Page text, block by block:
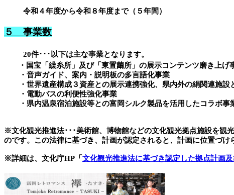
令和４年度から令和８年度まで（５年間）
５ 事業数
20件･･･以下は主な事業となります。
・国宝「繰糸所」及び「東置繭所」の展示コンテンツ磨き上げ
・音声ガイド、案内・説明板の多言語化事業
・世界遺産構成３資産との展示連携強化、県内外の絹関連施設
・電動バスの利便性強化事業
・県内温泉宿泊施設等との富岡シルク製品を活用したコラボ事
※文化観光推進法･･･美術館、博物館などの文化観光拠点施設を観
のです。この法律に基づき、計画が認定されると、計画に位置づ
※詳細は、文化庁HP「 文化観光推進法に基づき認定した拠点計画